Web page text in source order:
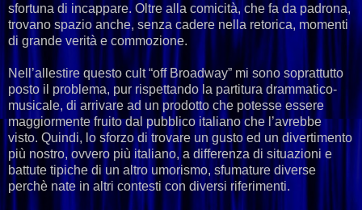
sfortuna di incappare. Oltre alla comicità, che fa da padrona,
trovano spazio anche, senza cadere nella retorica, momenti
di grande verità e commozione.
Nell’allestire questo cult “off Broadway” mi sono soprattutto
posto il problema, pur rispettando la partitura drammatico-
musicale, di arrivare ad un prodotto che potesse essere
maggiormente fruito dal pubblico italiano che l’avrebbe
visto. Quindi, lo sforzo di trovare un gusto ed un divertimento
più nostro, ovvero più italiano, a differenza di situazioni e
battute tipiche di un altro umorismo, sfumature diverse
perchè nate in altri contesti con diversi riferimenti.